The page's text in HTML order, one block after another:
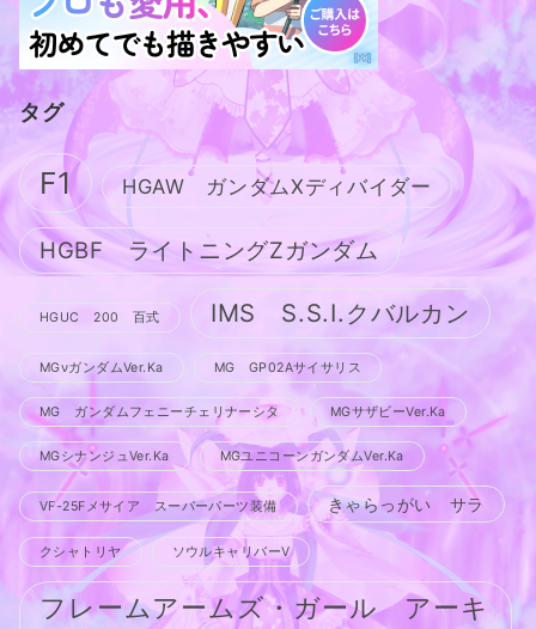
タグ
F1 HGAW ガンダムXディバイダー
HGBF ライトニングZガンダム
HGUC 200 百式 IMS S.S.I.クバルカン
MGνガンダムVer.Ka MG GP02Aサイサリス
MG ガンダムフェニーチェリナーシタ MGサザビーVer.Ka
MGシナンジュVer.Ka MGユニコーンガンダムVer.Ka
VF-25Fメサイア スーパーパーツ装備 きゃらっがい サラ
クシャトリヤ ソウルキャリバーV
フレームアームズ・ガール アーキ